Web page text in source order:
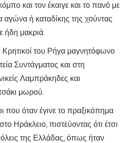
και τον έκαιγε και το πανό με
ή καταδίκης της χούντας
ήδη μακριά.
Κρητικοί του Ρήγα μαγνητόφωνο
Συντάγματος και στη
Λαμπράκηδες και
μωρού.
που όταν έγινε το πραξικόπημα
Ηράκλειο, πιστεύοντας ότι έτσι
της Ελλάδας, όπως ήταν